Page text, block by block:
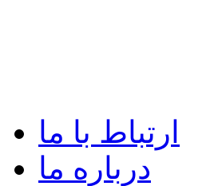
ارتباط با ما
درباره ما